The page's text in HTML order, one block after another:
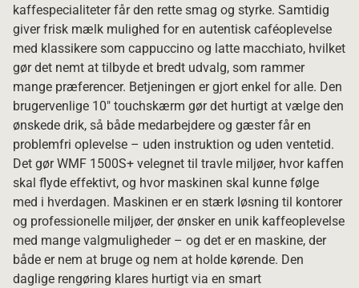
kaffespecialiteter får den rette smag og styrke. Samtidig
giver frisk mælk mulighed for en autentisk caféoplevelse
med klassikere som cappuccino og latte macchiato, hvilket
gør det nemt at tilbyde et bredt udvalg, som rammer
mange præferencer. Betjeningen er gjort enkel for alle. Den
brugervenlige 10" touchskærm gør det hurtigt at vælge den
ønskede drik, så både medarbejdere og gæster får en
problemfri oplevelse – uden instruktion og uden ventetid.
Det gør WMF 1500S+ velegnet til travle miljøer, hvor kaffen
skal flyde effektivt, og hvor maskinen skal kunne følge
med i hverdagen. Maskinen er en stærk løsning til kontorer
og professionelle miljøer, der ønsker en unik kaffeoplevelse
med mange valgmuligheder – og det er en maskine, der
både er nem at bruge og nem at holde kørende. Den
daglige rengøring klares hurtigt via en smart